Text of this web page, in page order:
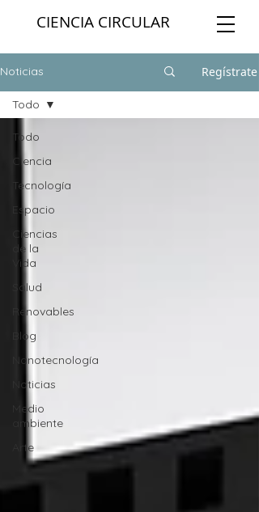
CIENCIA CIRCULAR
Noticias Regístrate
Todo
Ciencia
Tecnología
Espacio
Ciencias
de la
Vida
Salud
Renovables
Blog
Nanotecnología
Noticias
Medio
ambiente
Arte
Todo